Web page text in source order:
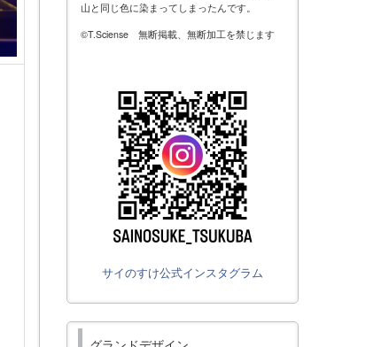
山と同じ色に染まってしまったんです。
©T.Sciense 無断掲載、無断加工を禁じます
サイのすけ公式インスタグラム